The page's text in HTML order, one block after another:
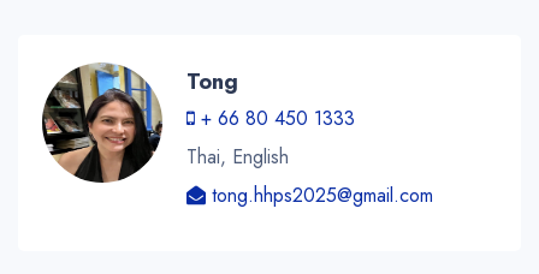
Tong
+ 66 80 450 1333
Thai, English
tong.hhps2025@gmail.com